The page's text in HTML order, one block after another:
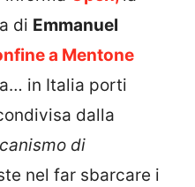
di Emmanuel
a Mentone
in Italia porti
dalla
di
nel far sbarcare i